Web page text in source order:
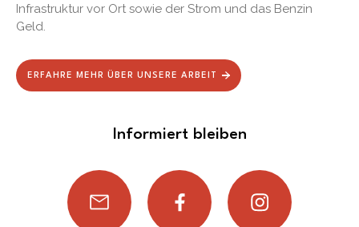
Infrastruktur vor Ort sowie der Strom und das Benzin
Geld.
ERFAHRE MEHR ÜBER UNSERE ARBEIT
Informiert bleiben